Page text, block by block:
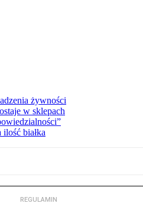
żywności
w sklepach
białka
REGULAMIN